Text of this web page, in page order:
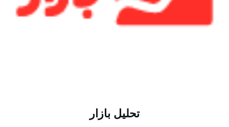
خرید موتور ایمپلنت
تحلیل بازار